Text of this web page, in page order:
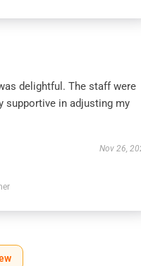
delightful. The staff were
supportive in adjusting my
Nov 26,